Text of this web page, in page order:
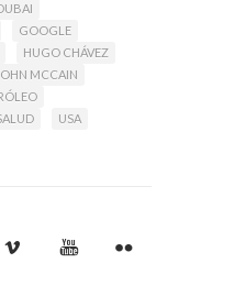
resumen, los
durante nuestra
GOOGLE
HUGO CHÁVEZ
MCCAIN
USA